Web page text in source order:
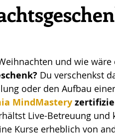
und wie
Du verschenkst
oder den Aufbau
MindMastery
Live-Betreuung
Kurse erheblich von